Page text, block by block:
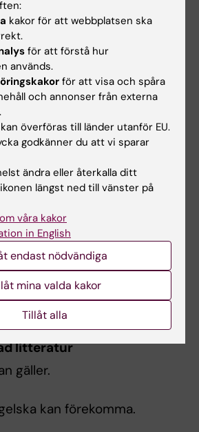
regleras enligt avtal.
sker enligt riktlinjer
för Utbildning på
nivå (KU) vid
på svenska.
engelska kan förekomma.
övriga läromedel
litteratur
gäller.
kan förekomma.
kakor för att webbplatsen ska
för att förstå hur
används.
för att visa och spåra
och annonser från externa
överföras till länder utanför EU.
godkänner du att vi sparar
ändra eller återkalla ditt
längst ned till vänster på
våra kakor
in English
endast nödvändiga
mina valda kakor
Tillåt alla